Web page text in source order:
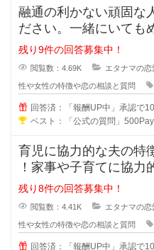
融通の利かない頑固な
ださい。一緒にいても
ていますよね？男性も
残り9件の回答募集中！
閲覧数：4.69K エタナマの
性や女性の特徴や恋の相談と質問
回答済：「報酬UP中」承認で
ベスト：「公式の質問」
育児に協力的な夫の特
！家事や子育てに協力
すが、積極的に協力し
残り8件の回答募集中！
閲覧数：4.41K エタナマの
性や女性の特徴や恋の相談と質問
回答済：「報酬UP中」承認で